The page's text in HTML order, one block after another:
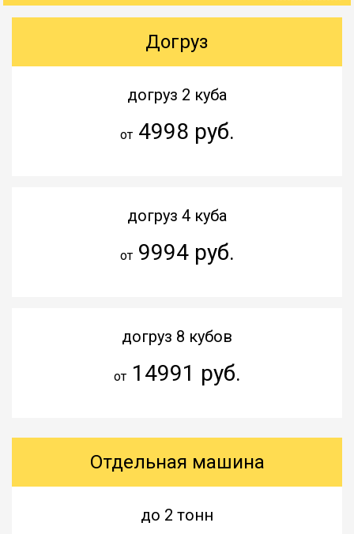
Догруз
догруз 2 куба
от4998 руб.
догруз 4 куба
от9994 руб.
догруз 8 кубов
от14991 руб.
Отдельная машина
до 2 тонн